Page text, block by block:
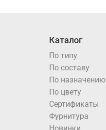
Каталог
По типу
По составу
По назначению
По цвету
Cертификаты
Фурнитура